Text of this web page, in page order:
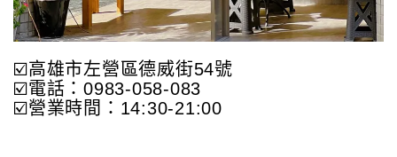
☑️高雄市左營區德威街54號
☑️電話：0983-058-083
☑️營業時間：14:30-21:00